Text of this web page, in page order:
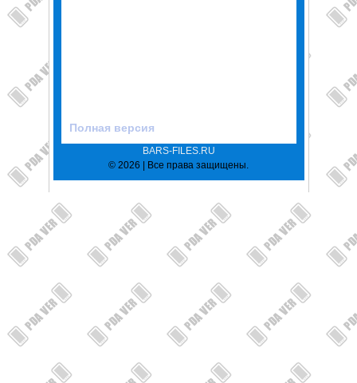
Полная версия
BARS-FILES.RU
© 2026 | Все права защищены.